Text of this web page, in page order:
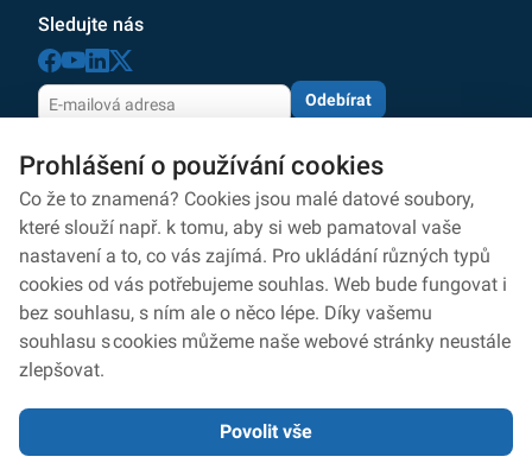
Sledujte nás
Odebírat
dle zásadochrany osobních údajů
Zpracování osobních údajů
Ochrana osobních údajů
Ochrana oznamovatelů
Prohlášení o přístupnosti
Nastavení cookies
Prohlášení o používání cookies
Co že to znamená? Cookies jsou malé datové soubory,
které slouží např. k tomu, aby si web pamatoval vaše
nastavení a to, co vás zajímá. Pro ukládání různých typů
cookies od vás potřebujeme souhlas. Web bude fungovat i
bez souhlasu, s ním ale o něco lépe. Díky vašemu
souhlasu s cookies můžeme naše webové stránky neustále
zlepšovat.
Povolit vše